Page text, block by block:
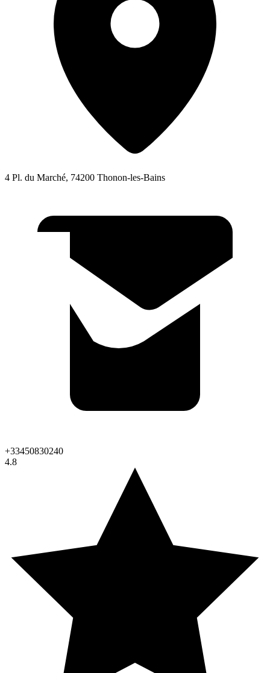
4 Pl. du Marché, 74200 Thonon-les-Bains
+33450830240
4.8